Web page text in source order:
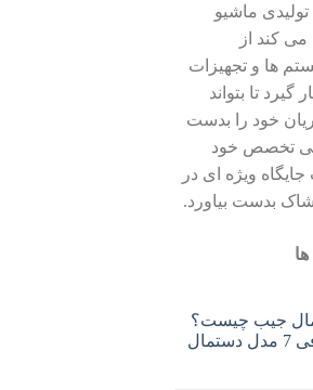
ماشیو
کند از
ها و تجهیزات
گیرد تا بتواند
خود را بدست
تخصص خود
ویژه ای در
بدست بیاورد.
جیب چیست؟
معرفی 7 مدل دستمال